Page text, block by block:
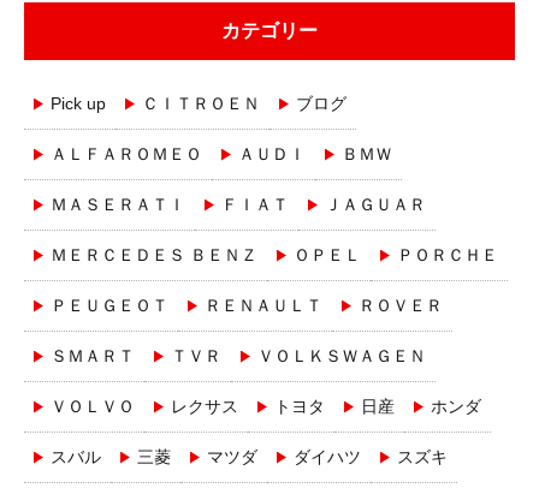
カテゴリー
Pick up ＣＩＴＲＯＥＮ ブログ
ＡＬＦＡＲＯＭＥＯ ＡＵＤＩ ＢＭＷ
ＭＡＳＥＲＡＴＩ ＦＩＡＴ ＪＡＧＵＡＲ
ＭＥＲＣＥＤＥＳ ＢＥＮＺ ＯＰＥＬ ＰＯＲＣＨＥ
ＰＥＵＧＥＯＴ ＲＥＮＡＵＬＴ ＲＯＶＥＲ
ＳＭＡＲＴ ＴＶＲ ＶＯＬＫＳＷＡＧＥＮ
ＶＯＬＶＯ レクサス トヨタ 日産 ホンダ
スバル 三菱 マツダ ダイハツ スズキ